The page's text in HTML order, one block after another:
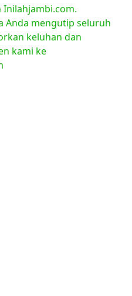
Inilahjambi.com.
Anda mengutip seluruh
keluhan dan
kami ke